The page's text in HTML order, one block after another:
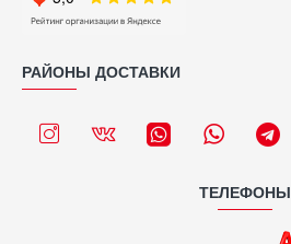
РАЙОНЫ ДОСТАВКИ
ТЕЛЕФОНЫ